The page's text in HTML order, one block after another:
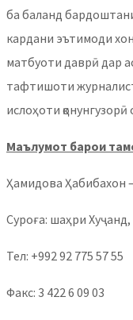
ба баланд
кардани эътимоди
матбуоти даврӣ дар
тафтишоти
ислоҳоти
Маълумот барои
Ҳамидова Ҳабибахон
Суроға: шаҳри Хуҷанд,
Тел: +992 92 775 57 55
Факс: 3 422 6 09 03